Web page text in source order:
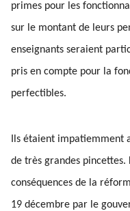
primes pour les
sur le montant de leurs
enseignants seraient
pris en compte pour la
perfectibles.
Ils étaient impatiemment
de très grandes pincettes.
conséquences de la
19 décembre par le